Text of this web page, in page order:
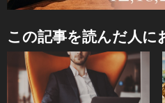
この記事を読んだ人に